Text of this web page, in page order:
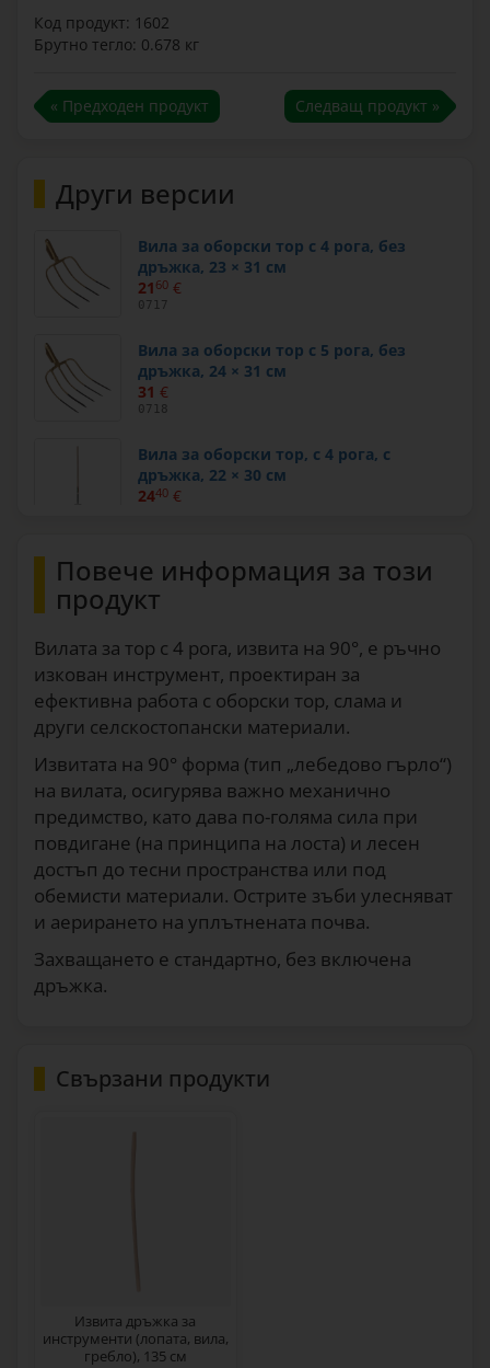
Код продукт: 1602
Брутно тегло: 0.678 кг
« Предходен продукт Следващ продукт »
Други версии
Вила за оборски тор с 4 рога, без
дръжка, 23 × 31 см
21 60 €
0717
Вила за оборски тор с 5 рога, без
дръжка, 24 × 31 см
31 €
0718
Вила за оборски тор, с 4 рога, с
дръжка, 22 × 30 см
2440 €
Повече информация за този
продукт
Вилата за тор с 4 рога, извита на 90°, е ръчно
изкован инструмент, проектиран за
ефективна работа с оборски тор, слама и
други селскостопански материали.
Извитата на 90° форма (тип „лебедово гърло“)
на вилата, осигурява важно механично
предимство, като дава по-голяма сила при
повдигане (на принципа на лоста) и лесен
достъп до тесни пространства или под
обемисти материали. Острите зъби улесняват
и аерирането на уплътнената почва.
Захващането е стандартно, без включена
дръжка.
Свързани продукти
Извита дръжка за
инструменти (лопата, вила,
гребло), 135 см